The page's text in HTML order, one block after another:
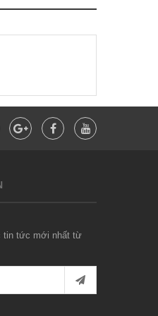
tin tức mới nhất từ